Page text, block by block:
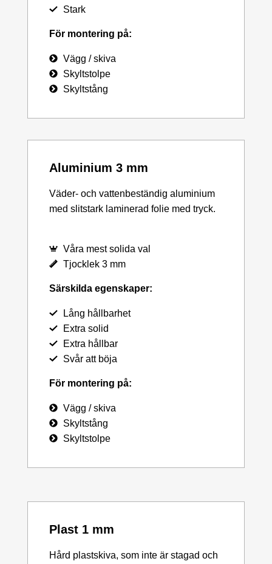
Stark
För montering på:
Vägg / skiva
Skyltstolpe
Skyltstång
Aluminium 3 mm
Väder- och vattenbeständig aluminium
med slitstark laminerad folie med tryck.
Våra mest solida val
Tjocklek 3 mm
Särskilda egenskaper:
Lång hållbarhet
Extra solid
Extra hållbar
Svår att böja
För montering på:
Vägg / skiva
Skyltstång
Skyltstolpe
Plast 1 mm
Hård plastskiva, som inte är stagad och